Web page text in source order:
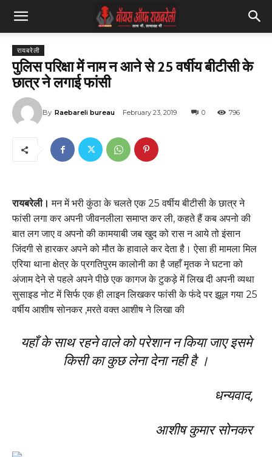
रायबरेली
पुलिस परिक्षा में नाम न आने से 25 वर्षीय बीटीसी के
छात्र ने लगाई फांसी
By Raebareli bureau February 23, 2019 0 796
रायबरेली। मन में भरी कुंठा के चलते एक 25 वर्षीय बीटीसी के छात्र ने
फांसी लगा कर अपनी जीवनलीला समाप्त कर ली, कहते हैं कब अपनो की
बात लग जाए व अपनो की कामयाबी जब खुद को रास न आये तो इंसान
जिंदगी से हारकर अपने को मौत के हावाले कर देता है। ऐसा ही मामला मिल
एरिया थाना क्षेत्र के प्रगतिपुरम कालोनी का है जहाँ मृतक ने घटना को
अंजाम देने से पहले अपने पीछे एक कागज के टुकड़े में लिख दी अपनी व्यथा
सुसाइड नोट में सिर्फ एक ही लाइन लिखकर फांसी के फंदे पर झूल गया 25
वर्षीय आशीष सोनकर ,मरते वक्त आशीष ने लिखा की
यहाँ के साथ रहने वाले को परेशान न किया जाए इसमे
किसी का कुछ लेना देना नही है ।
धन्यवाद,
आशीष कुमार सोनकर